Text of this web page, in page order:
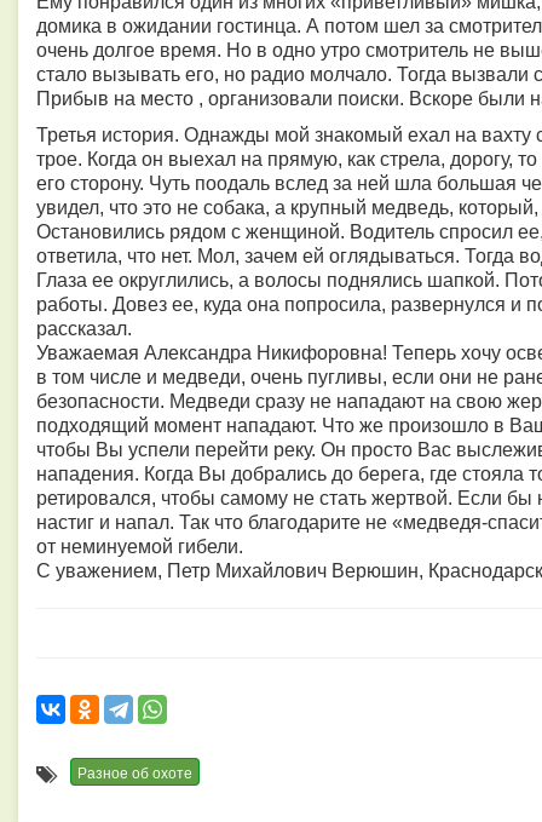
домика в ожидании гостинца. А потом шел за
очень долгое время. Но в одно утро смотритель не
стало вызывать его, но радио молчало. Тогда
Прибыв на место , организовали поиски. Вскоре были
Третья история. Однажды мой знакомый ехал на вахту
трое. Когда он выехал на прямую, как стрела, дорогу,
его сторону. Чуть поодаль вслед за ней шла большая
увидел, что это не собака, а крупный медведь,
Остановились рядом с женщиной. Водитель спросил
ответила, что нет. Мол, зачем ей оглядываться. Тогда
Глаза ее округлились, а волосы поднялись шапкой.
работы. Довез ее, куда она попросила, развернулся и
рассказал.
Уважаемая Александра Никифоровна! Теперь хочу
в том числе и медведи, очень пугливы, если они не
безопасности. Медведи сразу не нападают на свою
подходящий момент нападают. Что же произошло в
чтобы Вы успели перейти реку. Он просто Вас
нападения. Когда Вы добрались до берега, где стояла
ретировался, чтобы самому не стать жертвой. Если
настиг и напал. Так что благодарите не «медведя-
от неминуемой гибели.
С уважением, Петр Михайлович Верюшин,
Разное об охоте